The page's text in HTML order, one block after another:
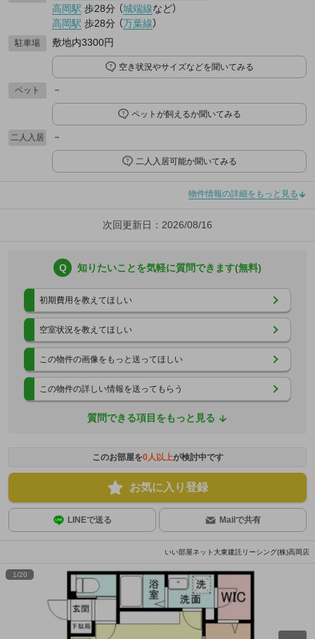
高岡駅 歩28分 （城端線など）
高岡駅 歩28分 （万葉線）
駐車場 敷地内3300円
空き状況やサイズなどを聞いてみる
ペット －
ペットが飼えるか聞いてみる
二人入居 －
二人入居可能か聞いてみる
物件情報の詳細をもっと見る
次回更新日：2026/08/16
Q 知りたいことを気軽に質問できます(無料)
初期費用を教えてほしい
空室状況を教えてほしい
この物件の画像をもっと送ってほしい
この物件の詳しい情報を送ってもらう
質問できる項目をもっと見る
このお部屋を0人以上が検討中です
お気に入り登録
LINEで送る Mailで共有
いい部屋ネット大東建託リーシング(株)高岡店
1/20